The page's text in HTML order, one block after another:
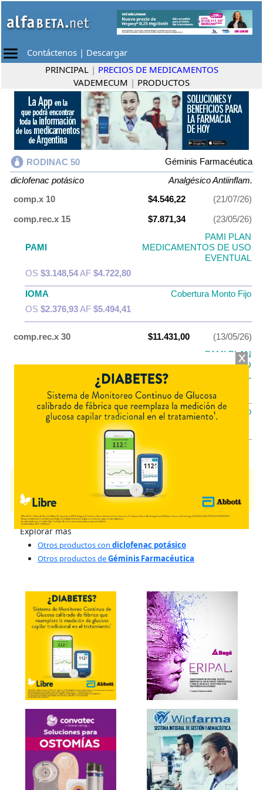
Contáctenos | Descargar
PRINCIPAL | PRECIOS DE MEDICAMENTOS
VADEMECUM | PRODUCTOS
RODINAC 50
Géminis Farmacéutica
diclofenac potásico
Analgésico Antiinflam.
comp.x 10
$4.546,22
(21/07/26)
comp.rec.x 15
$7.871,34 (23/05/26)
PAMI
PAMI PLAN
MEDICAMENTOS DE USO
EVENTUAL
OS $3.148,54AF $4.722,80
IOMA
Cobertura Monto Fijo
OS $2.376,93AF $5.494,41
comp.rec.x 30 $11.431,00 (13/05/26)
PAMI
PAMI PLAN
MEDICAMENTOS DE USO
EVENTUAL
$4.572,40 AF$6.858,60
IOMA
Cobertura Monto Fijo
$3.163,13 $8.267,87
diclofenac potásicoy se indica como
. Es producido porGéminis Farmacéutica
presentaciones disponibles.
Explorar más
Otros productos con diclofenac potásico
Otros productos deGéminis Farmacéutica